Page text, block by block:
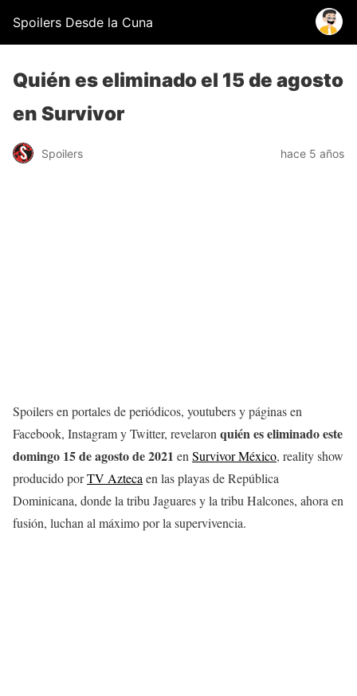
Spoilers Desde la Cuna
Quién es eliminado el 15 de agosto
en Survivor
Spoilers hace 5 años
Spoilers en portales de periódicos, youtubers y páginas en
Facebook, Instagram y Twitter, revelaron quién es eliminado este
domingo 15de agostode 2021 en Survivor México, reality show
producido porTV Azteca en las playas de República
Dominicana, donde la tribu Jaguares y la tribu Halcones, ahora en
fusión, luchan al máximo por la supervivencia.